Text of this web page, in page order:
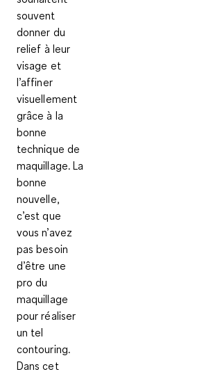
souvent
donner du
relief à leur
visage et
l’affiner
visuellement
grâce à la
bonne
technique de
maquillage. La
bonne
nouvelle,
c’est que
vous n’avez
pas besoin
d’être une
pro du
maquillage
pour réaliser
un tel
contouring.
Dans cet